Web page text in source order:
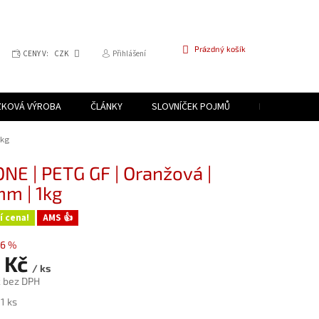
CENY V: CZK Přihlášení
NÁKUPNÍ
Prázdný košík
VÝROBA ČLÁNKY SLOVNÍČEK POJMŮ PROGRAM
| PETG GF | Oranžová |
| 1kg
cena! AMS 👍
%
/ ks
bez DPH
ks